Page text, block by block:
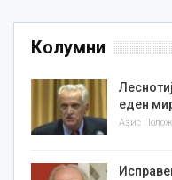
Колумни
еден
Азис